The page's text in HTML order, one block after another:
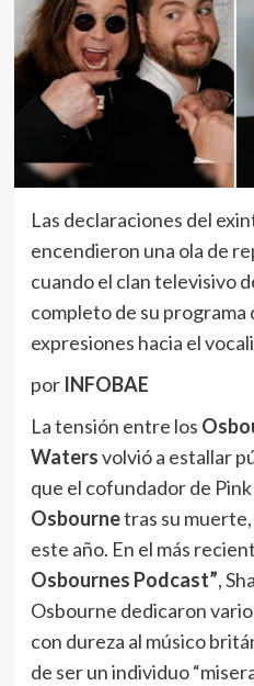
Las declaraciones del
encendieron una ola de
cuando el clan televisivo
completo de su programa
expresiones hacia el
por INFOBAE
La tensión entre los
Watersvolvió a estallar
que el cofundador de
Osbournetras su
este año. En el más
Osbournes Podcast”,
Osbourne dedicaron
con dureza al músico
de ser un individuo